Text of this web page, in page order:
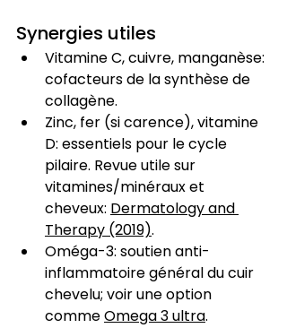
Synergies utiles
Vitamine C, cuivre, manganèse:
cofacteurs de la synthèse de
collagène.
Zinc, fer (si carence), vitamine
D: essentiels pour le cycle
pilaire. Revue utile sur
vitamines/minéraux et
cheveux: Dermatology and
Therapy (2019).
Oméga-3: soutien anti-
inflammatoire général du cuir
chevelu; voir une option
comme Omega 3 ultra.